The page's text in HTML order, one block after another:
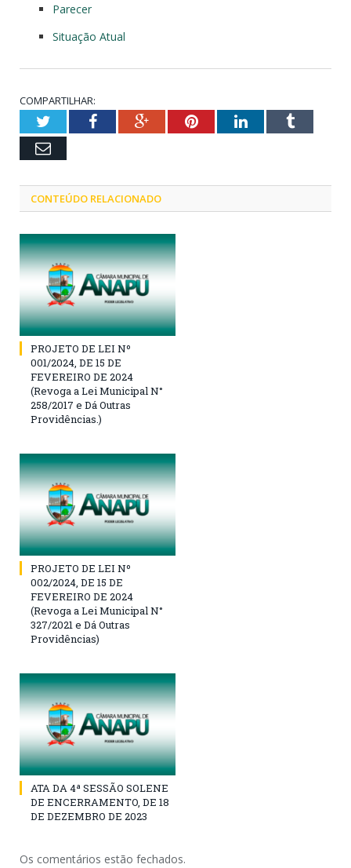
Parecer
Situação Atual
COMPARTILHAR:
TwitterFacebookGoogle+PinterestLinkedInTumblr
Email
CONTEÚDO RELACIONADO
PROJETO DE LEI Nº
001/2024, DE 15 DE
FEVEREIRO DE 2024
(Revoga a Lei Municipal N°
258/2017 e Dá Outras
Providências.)
PROJETO DE LEI Nº
002/2024, DE 15 DE
FEVEREIRO DE 2024
(Revoga a Lei Municipal N°
327/2021 e Dá Outras
Providências)
ATA DA 4ª SESSÃO SOLENE
DE ENCERRAMENTO, DE 18
DE DEZEMBRO DE 2023
Os comentários estão fechados.